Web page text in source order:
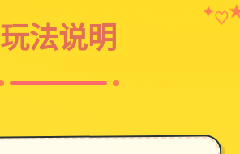
玩法说明
✦♡